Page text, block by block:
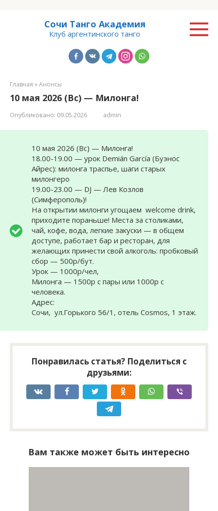
Сочи Танго Академия
Клуб аргентинского танго
Главная »Анонсы
10 мая 2026 (Вс) — Милонга!
Опубликовано: 09.05.2026 admin
10 мая 2026 (Вс) — Милонга!
18.00-19.00 — урок Demián García (Буэнос
Айрес): милонга траспье, шаги старых
милонгеро
19.00-23.00 — DJ — Лев Козлов
(Симферополь)!
На открытии милонги угощаем welcome drink,
приходите пораньше! Места за столиками,
чай, кофе, вода, легкие закуски — в общем
доступе, работает бар и ресторан, для
желающих принести свой алкоголь: пробковый
сбор — 500р/бут.
Урок — 1000р/чел,
Милонга — 1500р с пары или 1000р с
человека.
Адрес:
Сочи, ул.Горького 56/1, отель Cosmos, 1 этаж.
Понравилась статья? Поделиться с
друзьями:
Вам также может быть интересно